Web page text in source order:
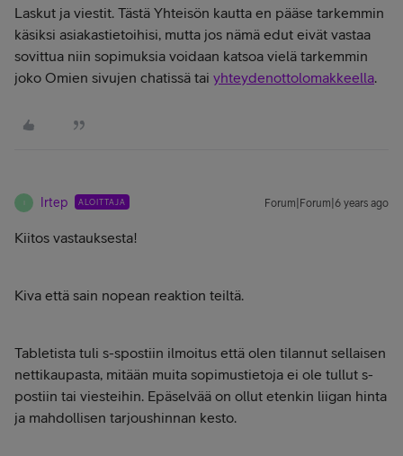
Laskut ja viestit. Tästä Yhteisön kautta en pääse tarkemmin
käsiksi asiakastietoihisi, mutta jos nämä edut eivät vastaa
sovittua niin sopimuksia voidaan katsoa vielä tarkemmin
joko Omien sivujen chatissä tai yhteydenottolomakkeella
Irtep ALOITTAJA Forum|Forum|6 years ago
Kiitos vastauksesta!
Kiva että sain nopean reaktion teiltä.
Tabletista tuli s-spostiin ilmoitus että olen tilannut sellaisen
nettikaupasta, mitään muita sopimustietoja ei ole tullut s-
postiin tai viesteihin. Epäselvää on ollut etenkin liigan hinta
ja mahdollisen tarjoushinnan kesto.